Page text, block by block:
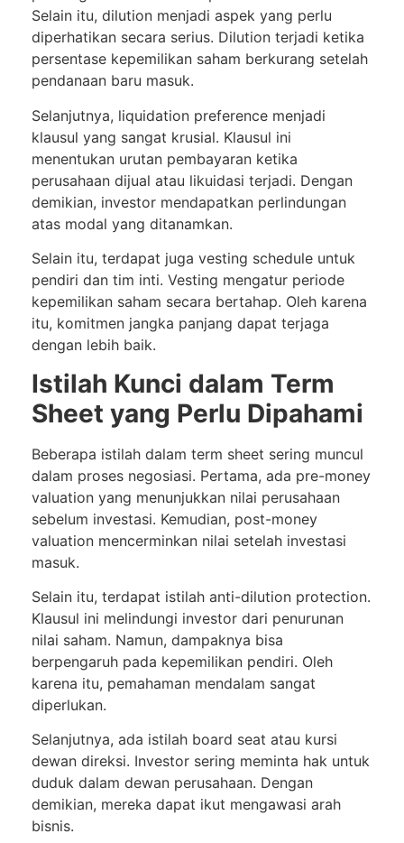
Selain itu, dilution menjadi aspek yang perlu
diperhatikan secara serius. Dilution terjadi ketika
persentase kepemilikan saham berkurang setelah
pendanaan baru masuk.
Selanjutnya, liquidation preference menjadi
klausul yang sangat krusial. Klausul ini
menentukan urutan pembayaran ketika
perusahaan dijual atau likuidasi terjadi. Dengan
demikian, investor mendapatkan perlindungan
atas modal yang ditanamkan.
Selain itu, terdapat juga vesting schedule untuk
pendiri dan tim inti. Vesting mengatur periode
kepemilikan saham secara bertahap. Oleh karena
itu, komitmen jangka panjang dapat terjaga
dengan lebih baik.
Istilah Kunci dalam Term
Sheet yang Perlu Dipahami
Beberapa istilah dalam term sheet sering muncul
dalam proses negosiasi. Pertama, ada pre-money
valuation yang menunjukkan nilai perusahaan
sebelum investasi. Kemudian, post-money
valuation mencerminkan nilai setelah investasi
masuk.
Selain itu, terdapat istilah anti-dilution protection.
Klausul ini melindungi investor dari penurunan
nilai saham. Namun, dampaknya bisa
berpengaruh pada kepemilikan pendiri. Oleh
karena itu, pemahaman mendalam sangat
diperlukan.
Selanjutnya, ada istilah board seat atau kursi
dewan direksi. Investor sering meminta hak untuk
duduk dalam dewan perusahaan. Dengan
demikian, mereka dapat ikut mengawasi arah
bisnis.